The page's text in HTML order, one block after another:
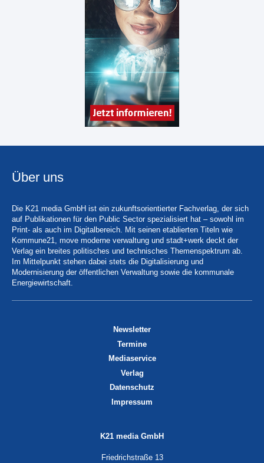
Über uns
Die K21 media GmbH ist ein zukunftsorientierter Fachverlag, der sich
auf Publikationen für den Public Sector spezialisiert hat – sowohl im
Print- als auch im Digitalbereich. Mit seinen etablierten Titeln wie
Kommune21, move moderne verwaltung und stadt+werk deckt der
Verlag ein breites politisches und technisches Themenspektrum ab.
Im Mittelpunkt stehen dabei stets die Digitalisierung und
Modernisierung der öffentlichen Verwaltung sowie die kommunale
Energiewirtschaft.
Newsletter
Termine
Mediaservice
Verlag
Datenschutz
Impressum
K21 media GmbH
Friedrichstraße 13